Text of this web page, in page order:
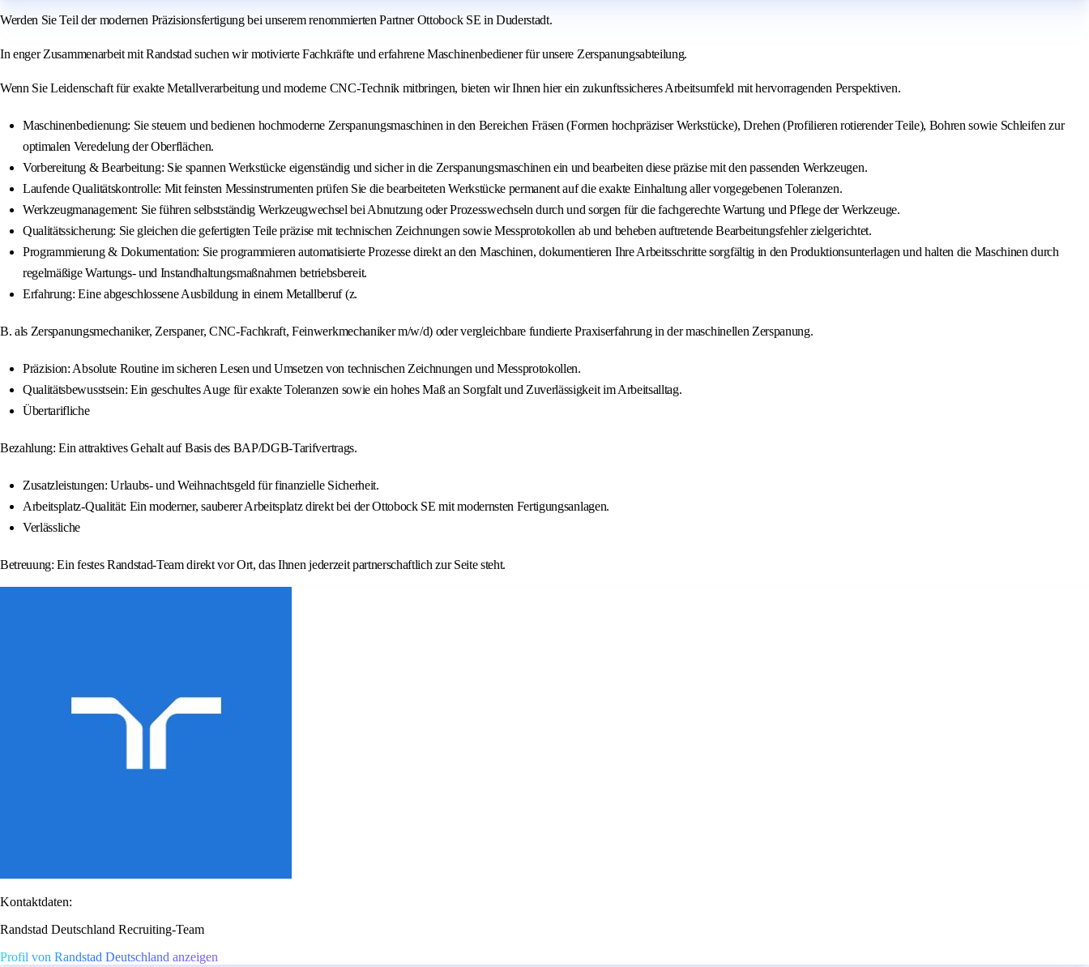
Werden Sie Teil der modernen Präzisionsfertigung bei unserem renommierten Partner Ottobock SE in Duderstadt.
In enger Zusammenarbeit mit Randstad suchen wir motivierte Fachkräfte und erfahrene Maschinenbediener für unsere Zerspanungsabteilung.
Wenn Sie Leidenschaft für exakte Metallverarbeitung und moderne CNC-Technik mitbringen, bieten wir Ihnen hier ein zukunftssicheres Arbeitsumfeld mit hervorragenden Perspektiven.
Maschinenbedienung: Sie steuern und bedienen hochmoderne Zerspanungsmaschinen in den Bereichen Fräsen (Formen hochpräziser Werkstücke), Drehen (Profilieren rotierender Teile), Bohren sowie Schleifen zur
optimalen Veredelung der Oberflächen.
Vorbereitung & Bearbeitung: Sie spannen Werkstücke eigenständig und sicher in die Zerspanungsmaschinen ein und bearbeiten diese präzise mit den passenden Werkzeugen.
Laufende Qualitätskontrolle: Mit feinsten Messinstrumenten prüfen Sie die bearbeiteten Werkstücke permanent auf die exakte Einhaltung aller vorgegebenen Toleranzen.
Werkzeugmanagement: Sie führen selbstständig Werkzeugwechsel bei Abnutzung oder Prozesswechseln durch und sorgen für die fachgerechte Wartung und Pflege der Werkzeuge.
Qualitätssicherung: Sie gleichen die gefertigten Teile präzise mit technischen Zeichnungen sowie Messprotokollen ab und beheben auftretende Bearbeitungsfehler zielgerichtet.
Programmierung & Dokumentation: Sie programmieren automatisierte Prozesse direkt an den Maschinen, dokumentieren Ihre Arbeitsschritte sorgfältig in den Produktionsunterlagen und halten die Maschinen durch
regelmäßige Wartungs- und Instandhaltungsmaßnahmen betriebsbereit.
Erfahrung: Eine abgeschlossene Ausbildung in einem Metallberuf (z.
B. als Zerspanungsmechaniker, Zerspaner, CNC-Fachkraft, Feinwerkmechaniker m/w/d) oder vergleichbare fundierte Praxiserfahrung in der maschinellen Zerspanung.
Präzision: Absolute Routine im sicheren Lesen und Umsetzen von technischen Zeichnungen und Messprotokollen.
Qualitätsbewusstsein: Ein geschultes Auge für exakte Toleranzen sowie ein hohes Maß an Sorgfalt und Zuverlässigkeit im Arbeitsalltag.
Übertarifliche
Bezahlung: Ein attraktives Gehalt auf Basis des BAP/DGB-Tarifvertrags.
Zusatzleistungen: Urlaubs- und Weihnachtsgeld für finanzielle Sicherheit.
Arbeitsplatz-Qualität: Ein moderner, sauberer Arbeitsplatz direkt bei der Ottobock SE mit modernsten Fertigungsanlagen.
Verlässliche
Betreuung: Ein festes Randstad-Team direkt vor Ort, das Ihnen jederzeit partnerschaftlich zur Seite steht.
Kontaktdaten:
Randstad Deutschland Recruiting-Team
Profil von Randstad Deutschland anzeigen